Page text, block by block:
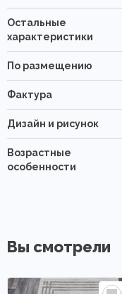
Остальные
характеристики
По размещению
Фактура
Дизайн и рисунок
Возрастные
особенности
Вы смотрели